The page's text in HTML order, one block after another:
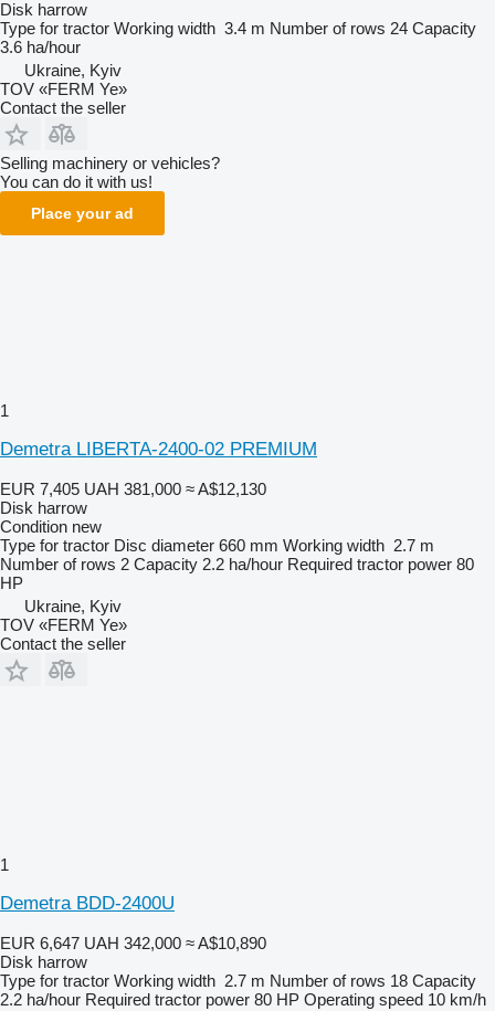
Disk harrow
Type for tractor Working width 3.4 m Number of rows 24 Capacity
3.6 ha/hour
Ukraine, Kyiv
TOV «FERM Ye»
Contact the seller
Selling machinery or vehicles?
You can do it with us!
Place your ad
1
Demetra LIBERTA-2400-02 PREMIUM
EUR 7,405 UAH 381,000 ≈ A$12,130
Disk harrow
Condition new
Type for tractor Disc diameter 660 mm Working width 2.7 m
Number of rows 2 Capacity 2.2 ha/hour Required tractor power 80
HP
Ukraine, Kyiv
TOV «FERM Ye»
Contact the seller
1
Demetra BDD-2400U
EUR 6,647 UAH 342,000 ≈ A$10,890
Disk harrow
Type for tractor Working width 2.7 m Number of rows 18 Capacity
2.2 ha/hour Required tractor power 80 HP Operating speed 10 km/h